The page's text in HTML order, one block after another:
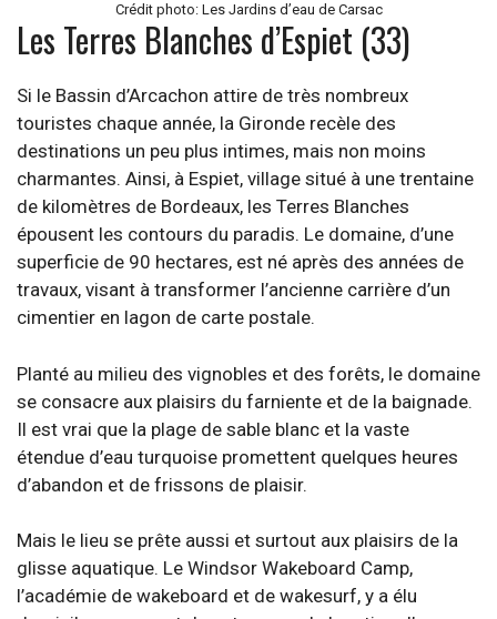
Crédit photo: Les Jardins d’eau de Carsac
Les Terres Blanches d’Espiet (33)
Si le Bassin d’Arcachon attire de très nombreux
touristes chaque année, la Gironde recèle des
destinations un peu plus intimes, mais non moins
charmantes. Ainsi, à Espiet, village situé à une trentaine
de kilomètres de Bordeaux, les Terres Blanches
épousent les contours du paradis. Le domaine, d’une
superficie de 90 hectares, est né après des années de
travaux, visant à transformer l’ancienne carrière d’un
cimentier en lagon de carte postale.
Planté au milieu des vignobles et des forêts, le domaine
se consacre aux plaisirs du farniente et de la baignade.
Il est vrai que la plage de sable blanc et la vaste
étendue d’eau turquoise promettent quelques heures
d’abandon et de frissons de plaisir.
Mais le lieu se prête aussi et surtout aux plaisirs de la
glisse aquatique. Le Windsor Wakeboard Camp,
l’académie de wakeboard et de wakesurf, y a élu